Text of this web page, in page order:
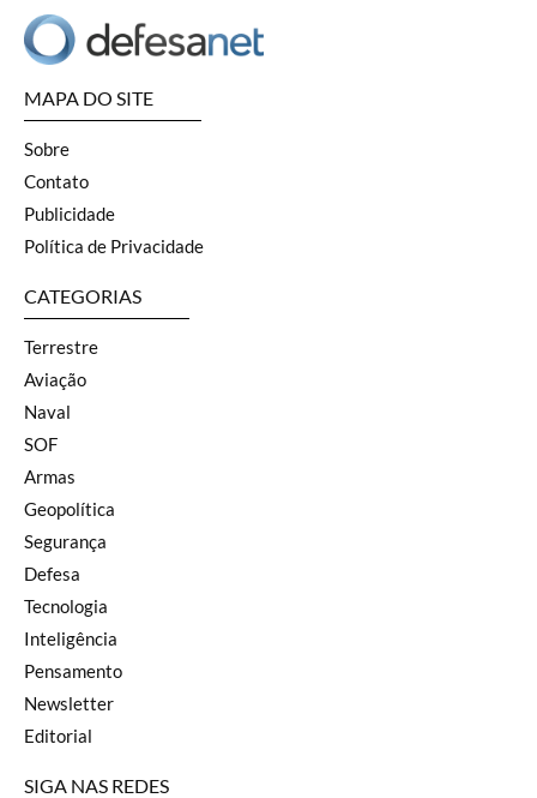
MAPA DO SITE
Sobre
Contato
Publicidade
Política de Privacidade
CATEGORIAS
Terrestre
Aviação
Naval
SOF
Armas
Geopolítica
Segurança
Defesa
Tecnologia
Inteligência
Pensamento
Newsletter
Editorial
SIGA NAS REDES